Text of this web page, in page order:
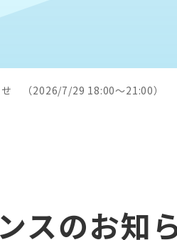
せ （2026/7/29 18:00～21:00）
スのお知